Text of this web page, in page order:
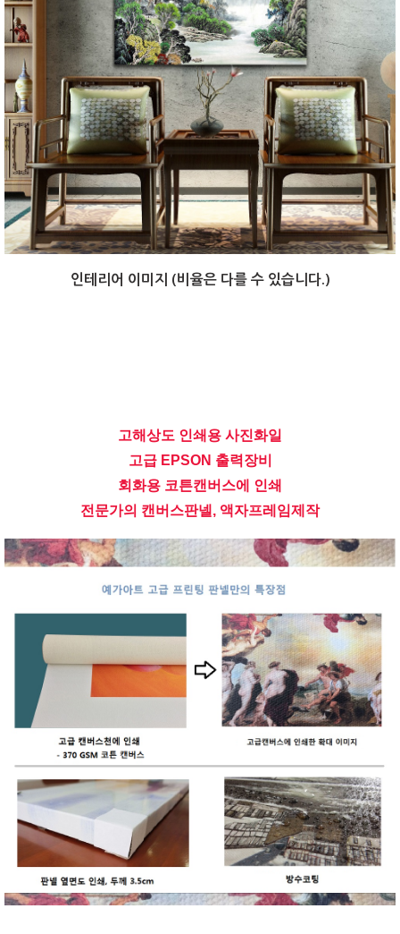
인테리어 이미지 (비율은 다를 수 있습니다.)
고해상도 인쇄용 사진화일
고급 EPSON 출력장비
회화용 코튼캔버스에 인쇄
전문가의 캔버스판넬, 액자프레임제작